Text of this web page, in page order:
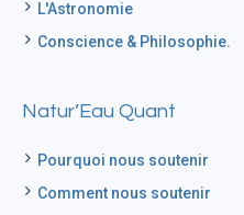
L'Astronomie
Conscience & Philosophie.
Natur’Eau Quant
Pourquoi nous soutenir
Comment nous soutenir